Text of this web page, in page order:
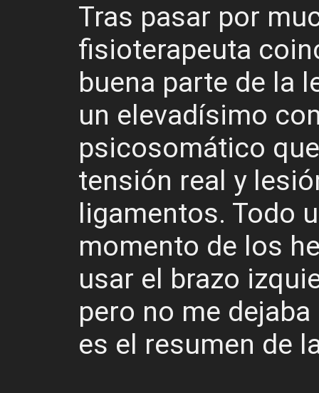
Tras pasar por
fisioterapeuta
buena parte de la
un elevadísimo
psicosomático
tensión real y
ligamentos. Todo
momento de los
usar el brazo
pero no me
es el resumen de